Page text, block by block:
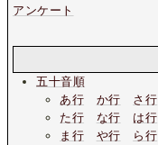
アンケート
五十音順
あ行
か行
さ行
た行
な行
は行
ま行
や行
ら行